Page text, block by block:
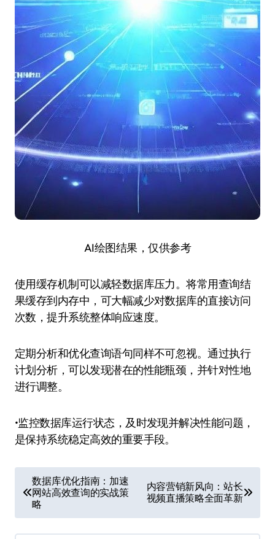
AI绘图结果，仅供参考
使用缓存机制可以减轻数据库压力。将常用查询结
果缓存到内存中，可大幅减少对数据库的直接访问
次数，提升系统整体响应速度。
定期分析和优化查询语句同样不可忽视。通过执行
计划分析，可以发现潜在的性能瓶颈，并针对性地
进行调整。
•监控数据库运行状态，及时发现并解决性能问题，
是保持系统稳定高效的重要手段。
章
导
数据库优化指南：加速
网站高效查询的实战策
略
内容营销新风向：站长
视频直播策略全面革新